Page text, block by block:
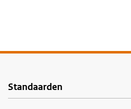
Voet
Standaarden